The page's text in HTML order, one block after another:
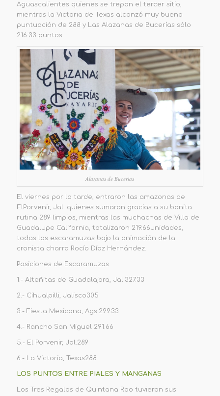
Aguascalientes quienes se trepan el tercer sitio,
mientras la Victoria de Texas alcanzó muy buena
puntuación de 288 y Las Alazanas de Bucerías sólo
216.33 puntos.
Alazanas de Bucerias
E l viernes por la tarde, entraron las amazonas de
El Porvenir, Jal
quienes sumaron gracias a su bonita
rutina 289 limpios, mientras las muchachas de Villa de
Guadalupe California, totalizaron 219.66unidades,
todas las escaramuzas bajo l
a animación de la
cronista charra Rocío Díaz Hernández.
Posiciones de Escaramuzas
1.- Alteñitas de Guadalajara, Jal.327.33
2.- Cihualpilli, Jalisco305
3.- Fiesta M exicana, Ags.299.33
4.- Rancho San M iguel 291.66
5.- El Porvenir, Jal.289
6.- La Victoria, Texas288
LOS PUNTOS EN TRE PIALES Y MANGANAS
Los Tres Regalos de Quintana Roo tuvieron sus